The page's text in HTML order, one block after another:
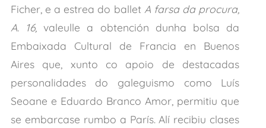
Ficher, e a estrea do ballet A farsa da procura,
A. 16, valeulle a obtención dunha bolsa da
Embaixada Cultural de Francia en Buenos
Aires que, xunto co apoio de destacadas
personalidades do galeguismo como Luís
Seoane e Eduardo Branco Amor, permitiu que
se embarcase rumbo a París. Alí recibiu clases